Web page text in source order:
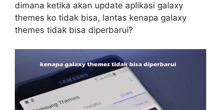
dimana ketika akan update aplikasi galaxy
themes ko tidak bisa, lantas kenapa galaxy
themes tidak bisa diperbarui?